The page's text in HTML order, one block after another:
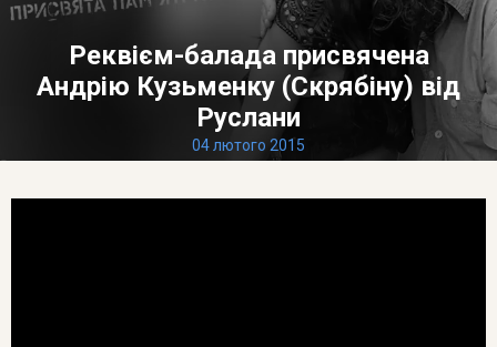
ДОВІДКА
Реквієм-балада присвячена
Андрію Кузьменку (Скрябіну) від
Руслани
04 лютого 2015